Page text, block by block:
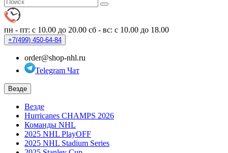
пн - пт: с 10.00 до 20.00 сб - вс: с 10.00 до 18.00
+7(499) 450-64-84
order@shop-nhl.ru
Telegram Чат
Везде
Везде
Hurricanes CHAMPS 2026
Команды NHL
2025 NHL PlayOFF
2025 NHL Stadium Series